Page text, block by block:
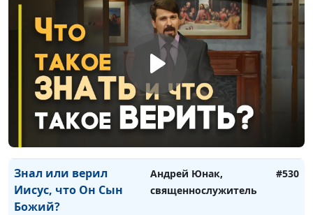
Греховная природа
человека — это
навсегда?
Андрей Юнак,
священнослужитель
#533
Реально ли стать
совершенным?
Андрей Юнак,
священнослужитель
#532
Куда человеку
деваться от суеты
Андрей Юнак,
священнослужитель
Знал или верил
Иисус, что Он Сын
Божий?
Андрей Юнак,
священнослужитель
#530